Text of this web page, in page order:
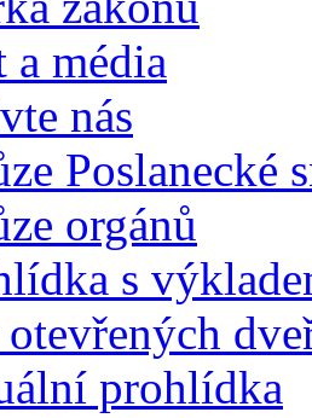
a média
nás
Poslanecké
orgánů
s
prohlídka